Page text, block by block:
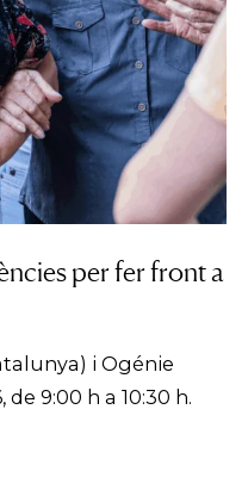
per fer front a
i Ogénie
9:00 h a 10:30 h.